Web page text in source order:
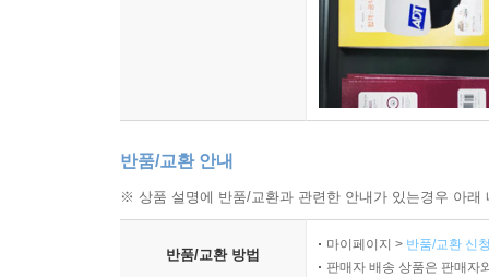
반품/교환 안내
※ 상품 설명에 반품/교환과 관련한 안내가 있는경우 아
반품/교환 방법
마이페이지 > 반품/교환 신
판매자 배송 상품은 판매자